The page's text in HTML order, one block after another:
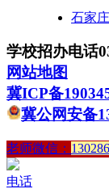
石家
学校招办电话
网站地图
冀ICP备
冀公网安备
老师微信：
电话